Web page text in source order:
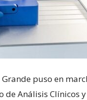
puso en
Análisis Clínicos